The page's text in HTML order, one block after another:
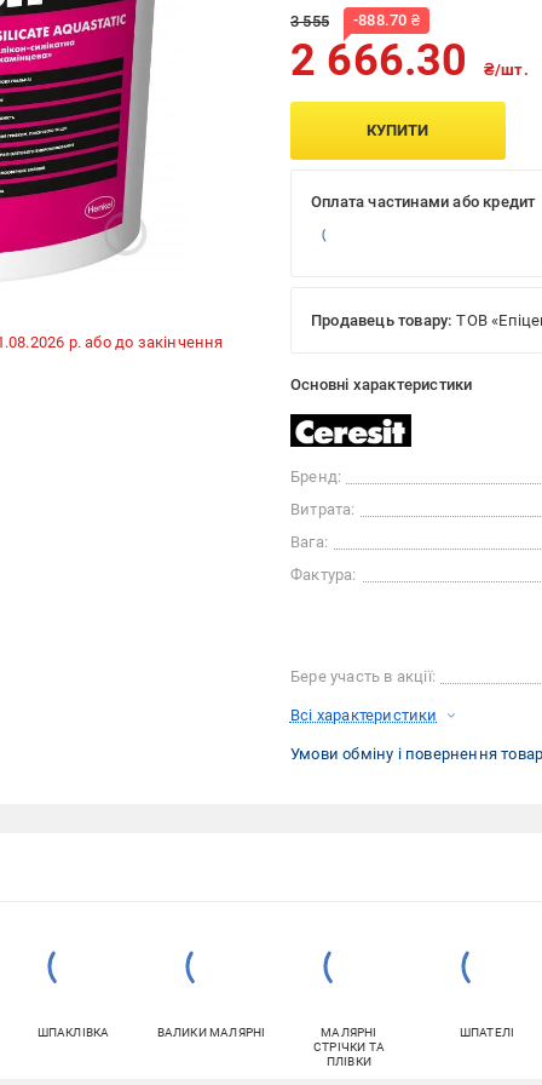
р. або до закінчення
3 555 -888.70 ₴
2 666.30 ₴/шт.
КУПИТИ
Оплата частинами або кредит
Продавець товару: ТОВ
Основні характеристики
Бренд:
Витрата:
Вага:
Фактура:
Бере участь в акції:
Всі характеристики
Умови обміну і повернення
ШПАКЛІВКА ВАЛИКИ МАЛЯРНІ
МАЛЯРНІ
СТРІЧКИ ТА
ПЛІВКИ
ШПАТЕЛІ